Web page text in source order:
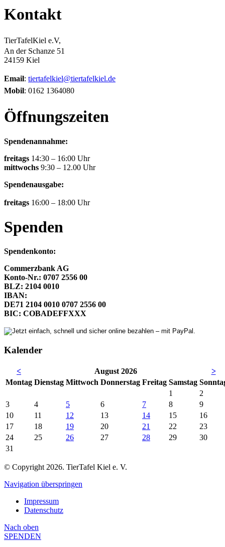
Kontakt
TierTafelKiel e.V,
An der Schanze 51
24159 Kiel
Email: tiertafelkiel@tiertafelkiel.de
Mobil: 0162 1364080
Öffnungszeiten
Spendenannahme:
freitags 14:30 – 16:00 Uhr
mittwochs 9:30 – 12.00 Uhr
Spendenausgabe:
freitags 16:00 – 18:00 Uhr
Spenden
Spendenkonto:
Commerzbank AG
Konto-Nr.: 0707 2556 00
BLZ: 2104 0010
IBAN:
DE71 2104 0010 0707 2556 00
BIC: COBADEFFXXX
Kalender
< August 2026
>
Montag Dienstag Mittwoch Donnerstag Freitag Samstag So
1
2
3
4 5 6 7 8
9
10
11 12 13 14 15
16
17
18 19 20 21 22
23
24
25 26 27 28 29
30
31
© Copyright 2026. TierTafel Kiel e. V.
Navigation überspringen
Impressum
Datenschutz
Nach oben
SPENDEN